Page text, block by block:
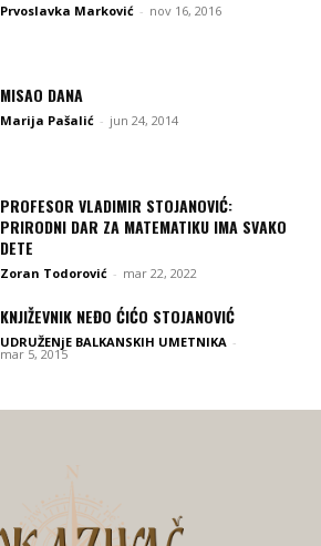
Prvoslavka Marković - nov 16, 2016
MISAO DANA
Marija Pašalić - jun 24, 2014
PROFESOR VLADIMIR STOJANOVIĆ:
PRIRODNI DAR ZA MATEMATIKU IMA SVAKO
DETE
Zoran Todorović - mar 22, 2022
KNJIŽEVNIK NEĐO ĆIĆO STOJANOVIĆ
UDRUŽENjE BALKANSKIH UMETNIKA -
mar 5, 2015